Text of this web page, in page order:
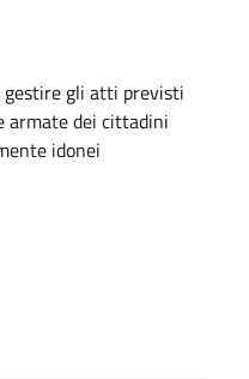
gestire gli atti previsti
armate dei cittadini
idonei